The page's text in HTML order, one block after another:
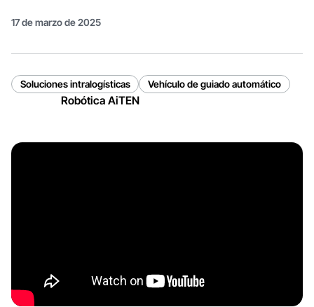
17 de marzo de 2025
Soluciones intralogísticas Vehículo de guiado automático
Robótica AiTEN